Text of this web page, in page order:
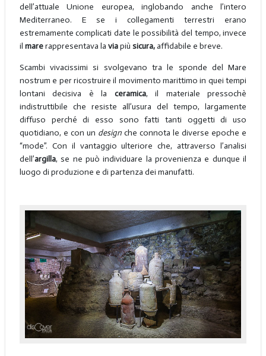
dell’attuale Unione europea, inglobando anche l’intero
Mediterraneo. E se i collegamenti terrestri erano
estremamente complicati date le possibilità del tempo, invece
il marerappresentava la viapiù sicura,affidabile e breve.
Scambi vivacissimi si svolgevano tra le sponde del Mare
nostrum e per ricostruire il movimento marittimo in quei tempi
lontani decisiva è la ceramica, il materiale pressochè
indistruttibile che resiste all’usura del tempo, largamente
diffuso perché di esso sono fatti tanti oggetti di uso
quotidiano, e con un designche connota le diverse epoche e
“mode”. Con il vantaggio ulteriore che, attraverso l’analisi
dell’argilla, se ne può individuare la provenienza e dunque il
luogo di produzione e di partenza dei manufatti.